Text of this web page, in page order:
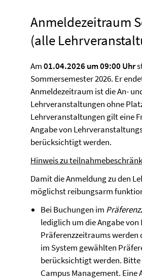
Anmeldezeitraum
(alle
Am01.04.2026 um 09:00 Uhr
Sommersemester 2026. Er
Anmeldezeitraum ist die An-
Lehrveranstaltungen ohne
Lehrveranstaltungen gilt eine
Angabe von
berücksichtigt werden.
Hinweis zu
Damit die Anmeldung zu den
möglichst reibungsarm
Bei Buchungen im
lediglich um die Angabe
Präferenzzeitraums
im System gewählten
berücksichtigt werden.
Campus Management.